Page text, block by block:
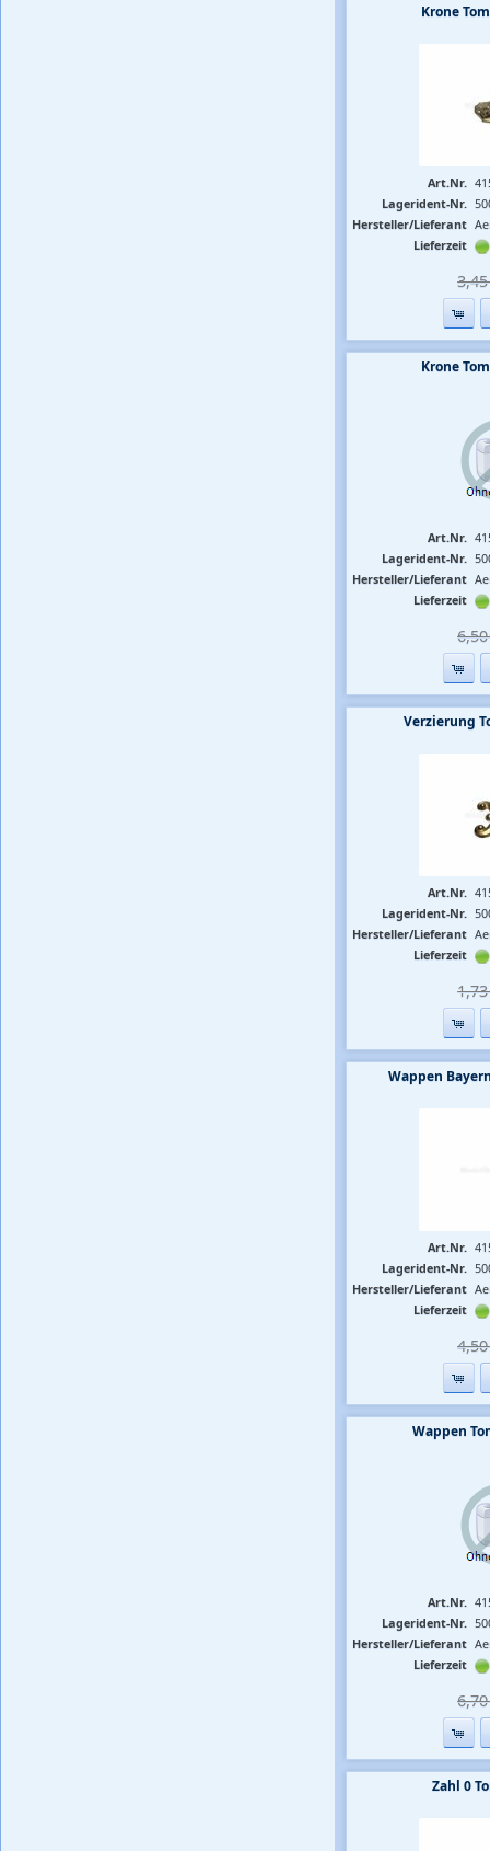
Krone
Art.Nr.
Lagerident-Nr.
Hersteller/Lieferant
Lieferzeit
3,45
Krone
Art.Nr.
Lagerident-Nr.
Hersteller/Lieferant
Lieferzeit
6,50
Verzierung
Art.Nr.
Lagerident-Nr.
Hersteller/Lieferant
Lieferzeit
1,73
Wappen
Art.Nr.
Lagerident-Nr.
Hersteller/Lieferant
Lieferzeit
4,50
Wappen
Art.Nr.
Lagerident-Nr.
Hersteller/Lieferant
Lieferzeit
6,70
Zahl 0